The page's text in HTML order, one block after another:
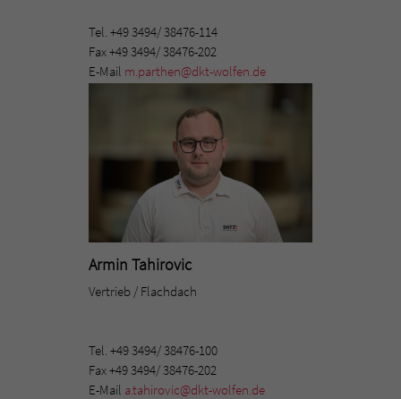
Tel. +49 3494/ 38476-114
Fax +49 3494/ 38476-202
E-Mail m.parthen@dkt-wolfen.de
Armin Tahirovic
Vertrieb / Flachdach
Tel. +49 3494/ 38476-100
Fax +49 3494/ 38476-202
E-Mail a.tahirovic@dkt-wolfen.de